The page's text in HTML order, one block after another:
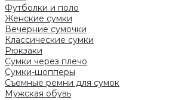
Футболки и поло
Женские сумки
Вечерние сумочки
Классические сумки
Рюкзаки
Сумки через плечо
Сумки-шопперы
Съемные ремни для сумок
Мужская обувь